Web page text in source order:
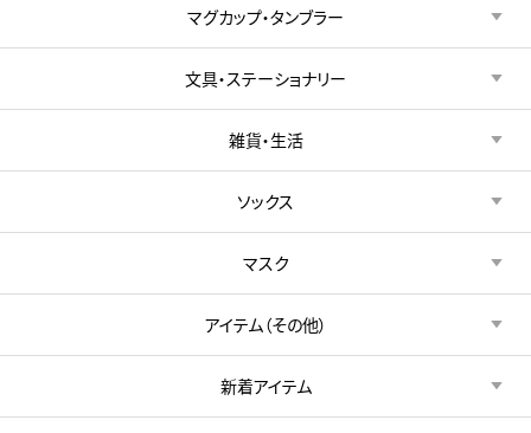
マグカップ・タンブラー
文具・ステーショナリー
雑貨・生活
ソックス
マスク
アイテム（その他）
新着アイテム